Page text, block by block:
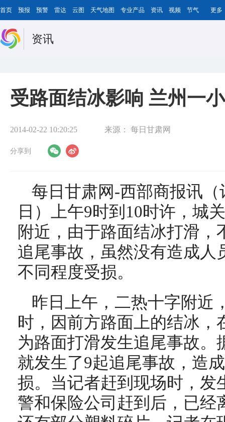
首页 预报 预警 雷达 云图 天气地图 专业产品 资讯 视频 节气 更多
资讯
受路面结冰影响 兰州一
2014-02-22 10:20:25 来源： 每日甘肃网
分享到
每日甘肃网-西部商报讯
日）上午9时到10时许，城
附近，由于路面结冰打滑，
追尾事故，虽然没有造成人
不同程度受损。
昨日上午，二热十字附近
时，因前方路面上的结冰，
为路面打滑发生追尾事故。
就发生了9起追尾事故，造
损。当记者赶到现场时，发
警和保险公司赶到后，已经